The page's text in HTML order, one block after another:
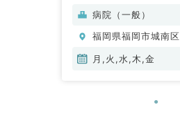
病院（一般）
福岡県福岡市城南区
月,火,水,木,金